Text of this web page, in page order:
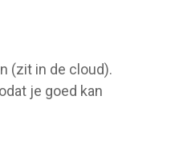
(zit in de cloud).
je goed kan